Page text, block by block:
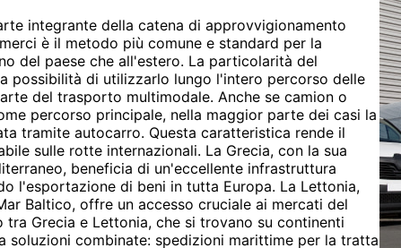
integrante della catena di approvvigionamento
è il metodo più comune e standard per la
del paese che all'estero. La particolarità del
possibilità di utilizzarlo lungo l'intero percorso delle
del trasporto multimodale. Anche se camion o
percorso principale, nella maggior parte dei casi la
tramite autocarro. Questa caratteristica rende il
sulle rotte internazionali. La Grecia, con la sua
beneficia di un'eccellente infrastruttura
l'esportazione di beni in tutta Europa. La Lettonia,
Baltico, offre un accesso cruciale ai mercati del
Grecia e Lettonia, che si trovano su continenti
soluzioni combinate: spedizioni marittime per la tratta